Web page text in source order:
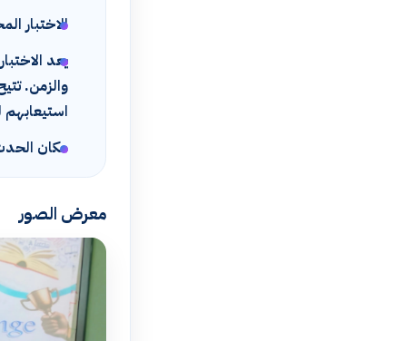
الاختبار
يعد
والزمن.
مكان
معرض الصور